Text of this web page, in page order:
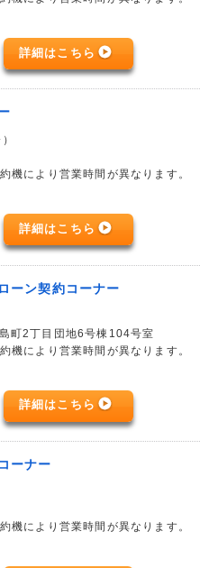
詳細はこちら
により営業時間が異なります。
詳細はこちら
ーン契約コーナー
町2丁目団地6号棟104号室
により営業時間が異なります。
詳細はこちら
ーナー
により営業時間が異なります。